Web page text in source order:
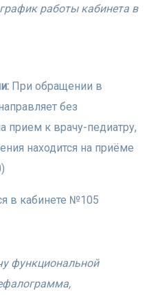
работы кабинета в
При обращении в
без
прием к врачу-педиатру,
находится на приёме
в кабинете №105
функциональной